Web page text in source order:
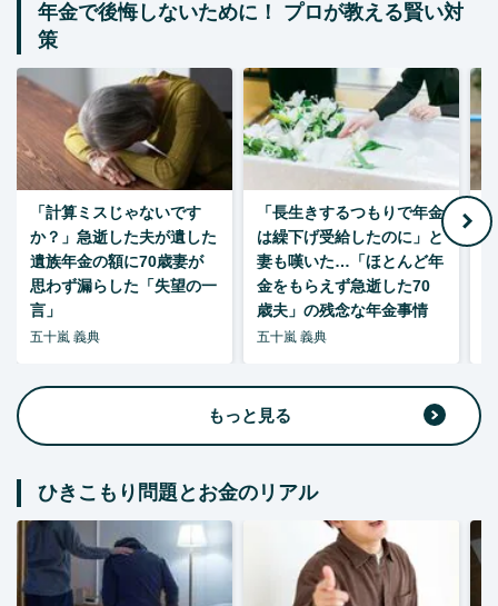
年金で後悔しないために！ プロが教える賢い対
策
「計算ミスじゃないです
か？」急逝した夫が遺した
遺族年金の額に70歳妻が
思わず漏らした「失望の一
言」
五十嵐 義典
「長生きするつもりで年金
は繰下げ受給したのに」と
妻も嘆いた…「ほとんど年
金をもらえず急逝した70
歳夫」の残念な年金事情
五十嵐 義典
もっと見る
ひきこもり問題とお金のリアル